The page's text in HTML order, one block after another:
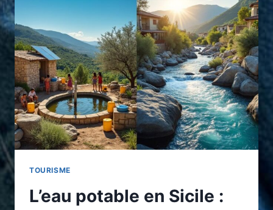
TOURISME
L’eau potable en Sicile :